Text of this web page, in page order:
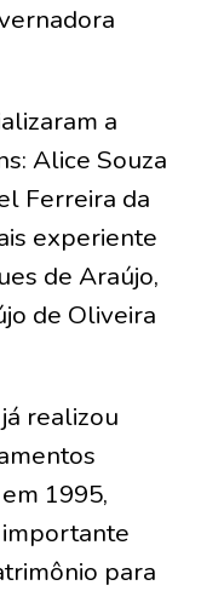
a
Alice Souza
Ferreira da
experiente
de Araújo,
de Oliveira
realizou
1995,
para